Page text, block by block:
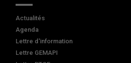
Actualités
Agenda
Lettre d'information
Lettre GEMAPI